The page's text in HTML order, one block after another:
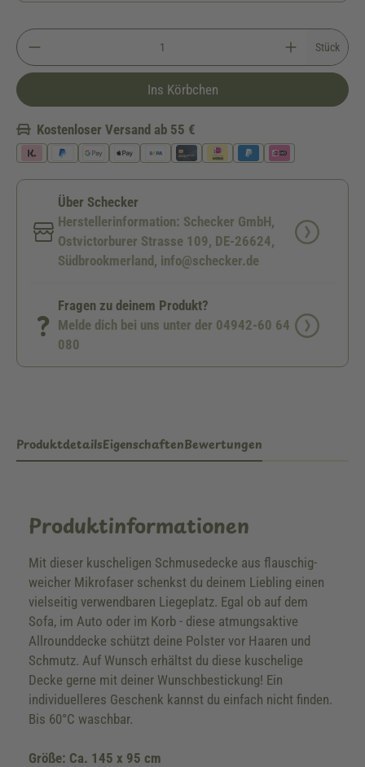
Stück
Ins Körbchen
Kostenloser Versand ab 55 €
Über Schecker
Herstellerinformation: Schecker GmbH,
Ostvictorburer Strasse 109, DE-26624,
Südbrookmerland, info@schecker.de
Fragen zu deinem Produkt?
Melde dich bei uns unter der 04942-60 64
080
ProduktdetailsEigenschaftenBewertungen
Produktinformationen
Mit dieser kuscheligen Schmusedecke aus flauschig-
weicher Mikrofaser schenkst du deinem Liebling einen
vielseitig verwendbaren Liegeplatz. Egal ob auf dem
Sofa, im Auto oder im Korb - diese atmungsaktive
Allrounddecke schützt deine Polster vor Haaren und
Schmutz. Auf Wunsch erhältst du diese kuschelige
Decke gerne mit deiner Wunschbestickung! Ein
individuelleres Geschenk kannst du einfach nicht finden.
Bis 60°C waschbar.
Größe: Ca. 145 x 95 cm